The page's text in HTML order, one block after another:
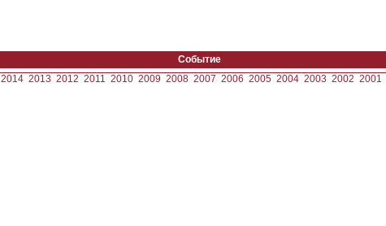
Событие
2014 2013 2012 2011 2010 2009 2008 2007 2006 2005 2004 2003 2002 2001